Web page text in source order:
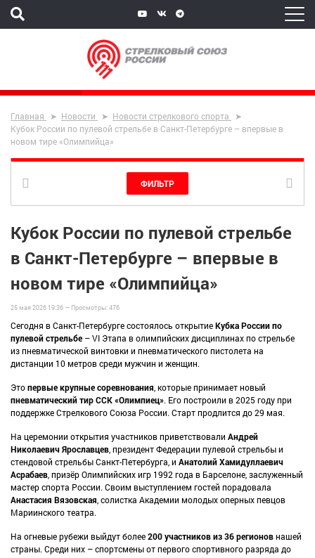
Главная Новости
Новости стрелкового спорта
Кубок России по пулевой стрельбе в Санкт-Петербурге – впервые в
новом тире «Олимпийца»
ФИЛЬТР
Кубок России по пулевой стрельбе
в Санкт-Петербурге – впервые в
новом тире «Олимпийца»
25 мая 2026 19:36 — Просмотры:476
Сегодня в Санкт-Петербурге состоялось открытиеКубка России по
пулевой стрельбе – VI Этапа в олимпийских дисциплинах по стрельбе
из пневматической винтовки и пневматического пистолета на
дистанции 10 метров среди мужчин и женщин.
Этопервые крупные соревнования , которые принимает новый
пневматический тир ССК «Олимпиец». Его построили в 2025 году при
поддержке Стрелкового Союза России. Старт продлится до 29 мая.
На церемонии открытия участников приветствовали Андрей
Николаевич Ярославцев , президент Федерации пулевой стрельбы и
стендовой стрельбы Санкт-Петербурга, и Анатолий Хамидуллаевич
Асрабаев , призёр Олимпийских игр 1992 года в Барселоне, заслуженный
мастер спорта России. Своим выступлением гостей порадовала
Анастасия Вязовская , солистка Академии молодых оперных певцов
Мариинского театра.
На огневые рубежи выйдут более200 участников из 36 регионовнашей
страны. Среди них – спортсмены от первого спортивного разряда до